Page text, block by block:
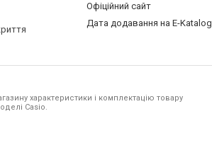
Офіційний сайт
Дата додавання на E-Katalog
характеристики і комплектацію товару
Casio.